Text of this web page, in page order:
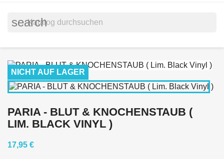
search
NICHT AUF LAGER
PARIA - BLUT & KNOCHENSTAUB (
LIM. BLACK VINYL )
17,95 €